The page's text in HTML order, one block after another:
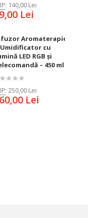
: 140,00 Lei
Lei
Aromaterapie
cu
LED RGB și
– 450 ml
: 250,00 Lei
Lei